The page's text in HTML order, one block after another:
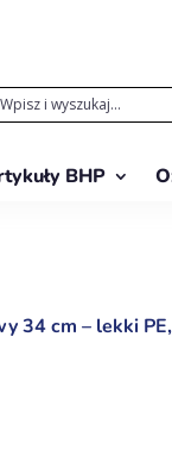
BHP
34 cm – lekki